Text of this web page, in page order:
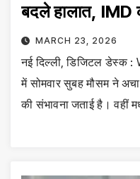
बदले हालात, IMD
MARCH 23, 2026
नई दिल्ली, डिजिटल डेस्क
में सोमवार सुबह मौसम ने
की संभावना जताई है। वहीं